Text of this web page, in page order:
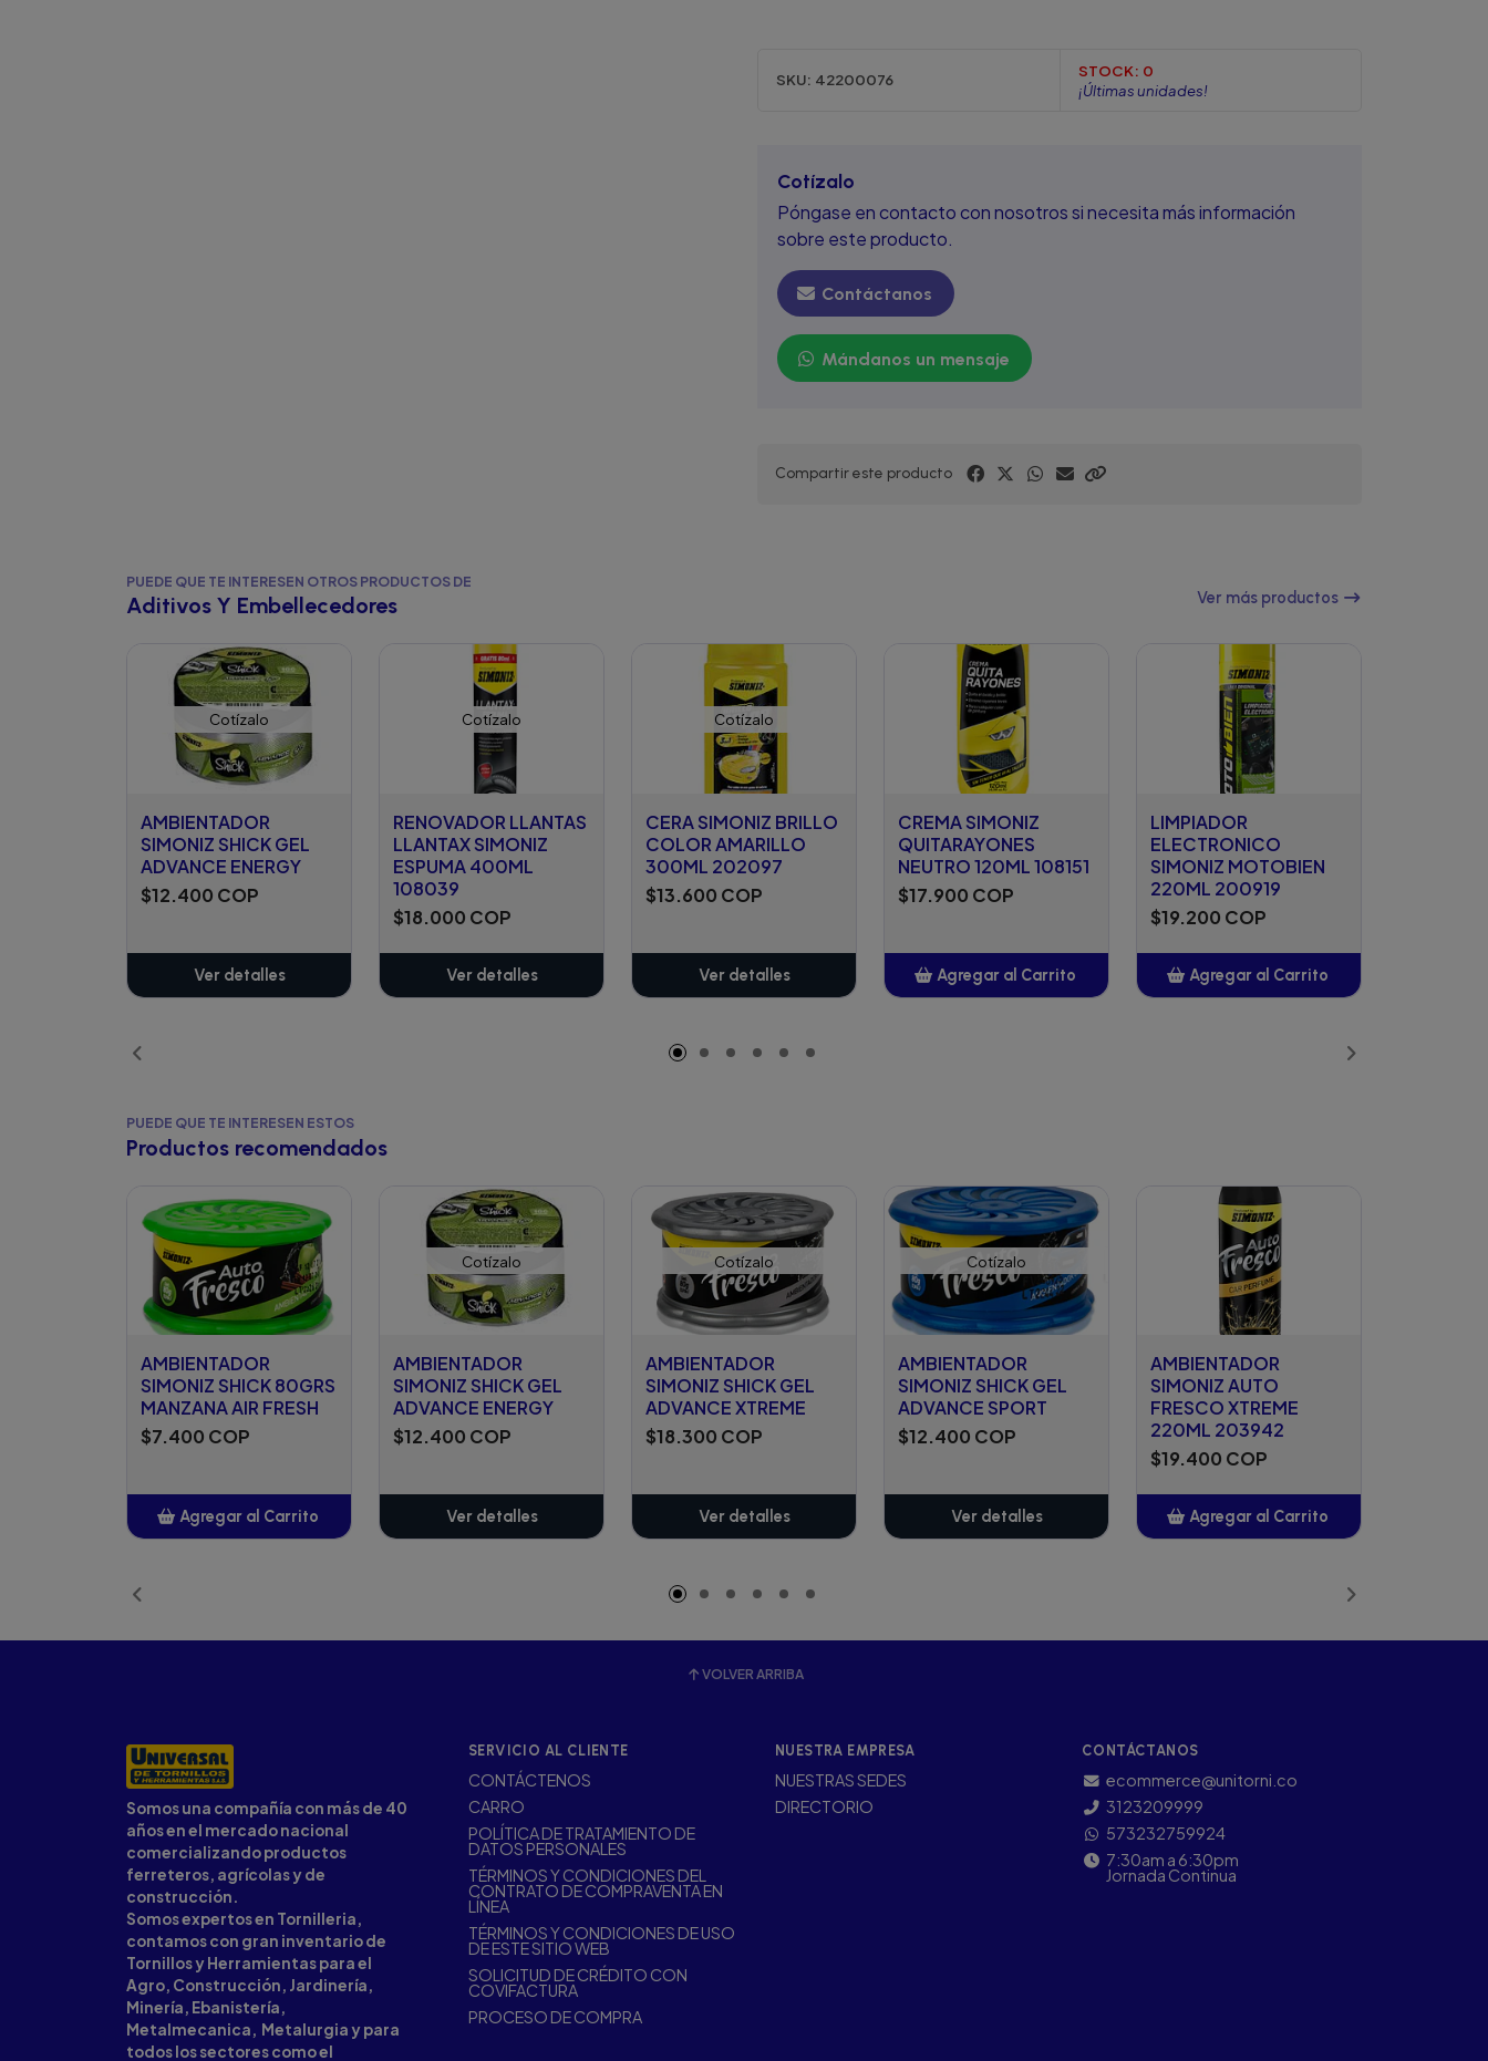
SKU: 42200076 STOCK: 0
¡Últimas unidades!
Cotízalo
Póngase en contacto con nosotros si necesita más información
sobre este producto.
Contáctanos
Mándanos un mensaje
Compartir este producto
PUEDE QUE TE INTERESEN OTROS PRODUCTOS DE
Aditivos Y Embellecedores Ver más productos
Cotízalo
AMBIENTADOR
SIMONIZ SHICK GEL
ADVANCE ENERGY
$12.400 COP
Ver detalles
Cotízalo
RENOVADOR LLANTAS
LLANTAX SIMONIZ
ESPUMA 400ML
108039
$18.000 COP
Ver detalles
Cotízalo
CERA SIMONIZ BRILLO
COLOR AMARILLO
300ML 202097
$13.600 COP
Ver detalles
CREMA SIMONIZ
QUITARAYONES
NEUTRO 120ML 108151
$17.900 COP
Agregar al Carrito
LIMPIADOR
ELECTRONICO
SIMONIZ MOTOBIEN
220ML 200919
$19.200 COP
Agregar al Carrito
PUEDE QUE TE INTERESEN ESTOS
Productos recomendados
AMBIENTADOR
SIMONIZ SHICK 80GRS
MANZANA AIR FRESH
$7.400 COP
Agregar al Carrito
Cotízalo
AMBIENTADOR
SIMONIZ SHICK GEL
ADVANCE ENERGY
$12.400 COP
Ver detalles
Cotízalo
AMBIENTADOR
SIMONIZ SHICK GEL
ADVANCE XTREME
$18.300 COP
Ver detalles
Cotízalo
AMBIENTADOR
SIMONIZ SHICK GEL
ADVANCE SPORT
$12.400 COP
Ver detalles
AMBIENTADOR
SIMONIZ AUTO
FRESCO XTREME
220ML 203942
$19.400 COP
Agregar al Carrito
VOLVER ARRIBA
Somos una compañía con más de 40
años en el mercado nacional
comercializando productos
ferreteros, agrícolas y de
construcción.
Somos expertos en Tornilleria,
contamos con gran inventario de
Tornillos y Herramientas para el
Agro, Construcción, Jardinería,
Minería, Ebanistería,
Metalmecanica, Metalurgia y para
todos los sectores como el
SERVICIO AL CLIENTE
CONTÁCTENOS
CARRO
POLÍTICA DE TRATAMIENTO DE
DATOS PERSONALES
TÉRMINOS Y CONDICIONES DEL
CONTRATO DE COMPRAVENTA EN
LÍNEA
TÉRMINOS Y CONDICIONES DE USO
DE ESTE SITIO WEB
SOLICITUD DE CRÉDITO CON
COVIFACTURA
PROCESO DE COMPRA
NUESTRA EMPRESA
NUESTRAS SEDES
DIRECTORIO
CONTÁCTANOS
ecommerce@unitorni.co
3123209999
573232759924
7:30am a 6:30pm
Jornada Continua